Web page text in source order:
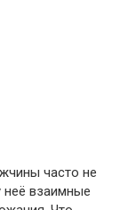
часто не
неё взаимные